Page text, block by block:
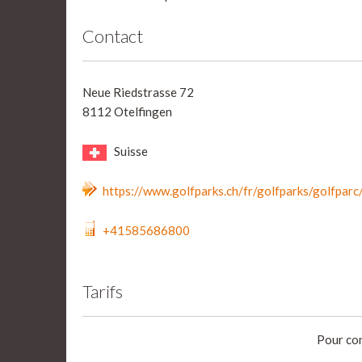
Contact
Neue Riedstrasse 72
8112 Otelfingen
Suisse
https://www.golfparks.ch/fr/golfparks/
+41585686800
Tarifs
Pour